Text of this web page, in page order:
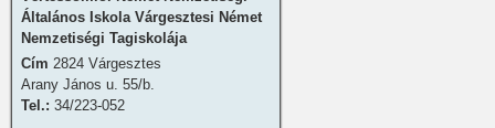
Általános Iskola Várgesztesi Német
Nemzetiségi Tagiskolája
Cím 2824 Várgesztes
Arany János u. 55/b.
Tel.: 34/223-052